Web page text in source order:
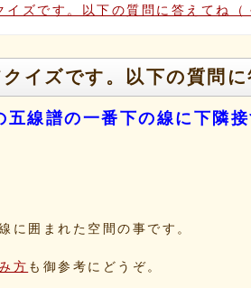
イズです。以下の質問に答えてね（
イズです。以下の質問に
五線譜の一番下の線に下隣
に囲まれた空間の事です。
方 も御参考にどうぞ。